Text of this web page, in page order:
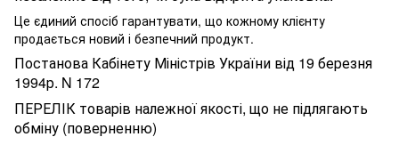
Це єдиний спосіб гарантувати, що кожному клієнту
продається новий і безпечний продукт.
Постанова Кабінету Міністрів України від 19 березня
1994р. N 172
ПЕРЕЛІК товарів належної якості, що не підлягають
обміну (поверненню)